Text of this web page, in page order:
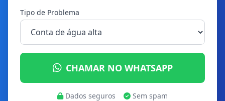
Tipo de Problema
CHAMAR NO WHATSAPP
Dados seguros Sem spam